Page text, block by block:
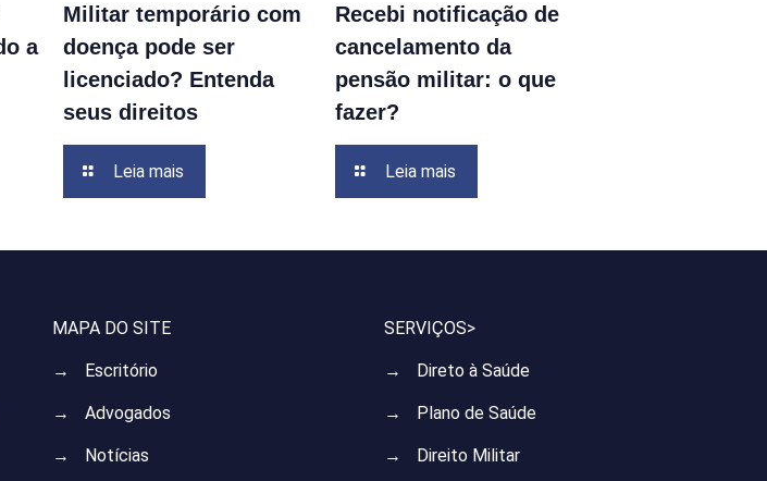
a
Militar temporário com
doença pode ser
licenciado? Entenda
seus direitos
Leia mais
Recebi notificação de
cancelamento da
pensão militar: o que
fazer?
Leia mais
MAPA DO SITE
→ Escritório
→ Advogados
→ Notícias
SERVIÇOS>
→ Direto à Saúde
→ Plano de Saúde
→ Direito Militar